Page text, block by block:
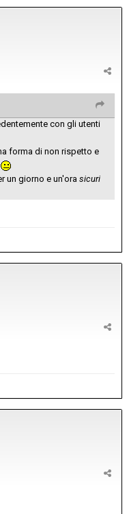
con gli utenti
forma di non rispetto e
un giorno e un'ora sicuri